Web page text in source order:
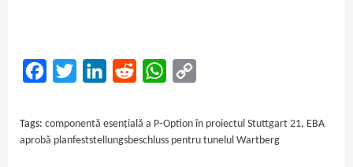
FacebookTwitter LinkedInReddit WhatsApp
Tags: componentă esențială a P‑Option în proiectul Stuttgart 21, EBA
aprobă planfeststellungsbeschluss pentru tunelul Wartberg